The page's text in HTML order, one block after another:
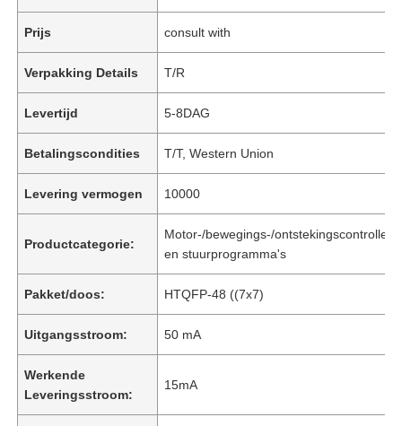
Prijs consult with
Verpakking Details T/R
Levertijd 5-8DAG
Betalingscondities T/T, Western Union
Levering vermogen 10000
Productcategorie:
Motor-/bewegings-/ontstekingscontrollers
en stuurprogramma's
Pakket/doos: HTQFP-48 ((7x7)
Uitgangsstroom: 50 mA
Werkende
Leveringsstroom:
15mA